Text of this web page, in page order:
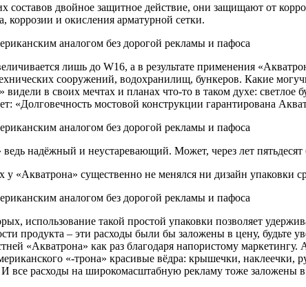
двойное защитное действие, они защищают от
и окисления арматурной сетки.
лишь до W16, а в результате применения
сооружений, водохранилищ, бункеров. Какие
в своих мечтах и планах что-то в таком духе:
«Долговечность мостовой конструкции гарантирована
надёжный и неустаревающий. Может, через лет пятьдесят
«Акватрона» существенно не менялся ни дизайн упаковки
использование такой простой упаковки позволяет
продукта – эти расходы были бы заложены в цену, будьте
«Акватрона» как раз благодаря напористому
«-трона» красивые вёдра: крышечки,
И все расходы на широкомасштабную рекламу тоже заложены